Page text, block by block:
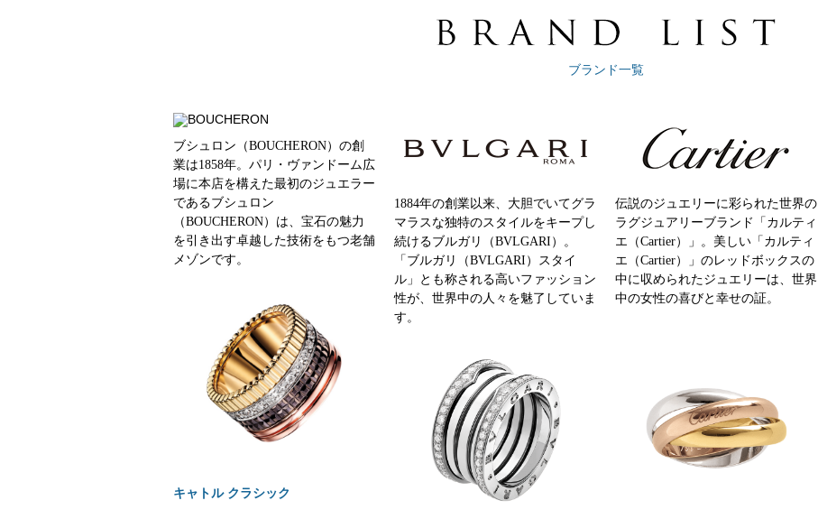
ブランド一覧
ブシュロン（BOUCHERON）の創
業は1858年。パリ・ヴァンドーム広
場に本店を構えた最初のジュエラー
であるブシュロン
（BOUCHERON）は、宝石の魅力
を引き出す卓越した技術をもつ老舗
メゾンです。
キャトル クラシック
1884年の創業以来、大胆でいてグラ
マラスな独特のスタイルをキープし
続けるブルガリ（BVLGARI）。
「ブルガリ（BVLGARI）スタイ
ル」とも称される高いファッション
性が、世界中の人々を魅了していま
す。
伝説のジュエリーに彩られた世界の
ラグジュアリーブランド「カルティ
エ（Cartier）」。美しい「カルティ
エ（Cartier）」のレッドボックスの
中に収められたジュエリーは、世界
中の女性の喜びと幸せの証。